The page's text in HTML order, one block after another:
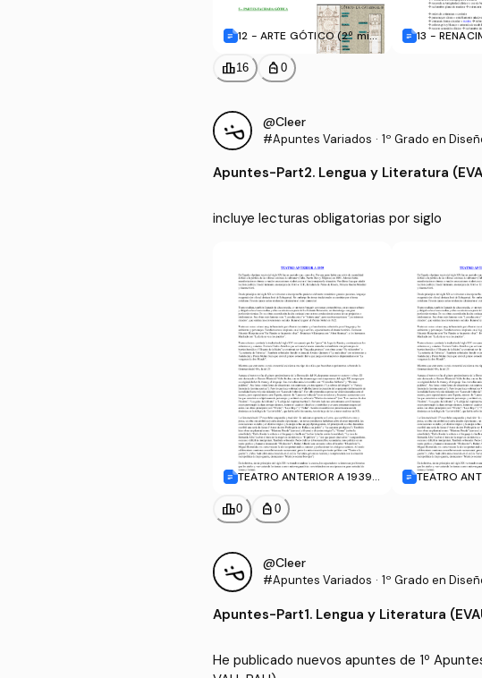
12 - ARTE GÓTICO (2º mita
13 -
leaderboard16 personal_bag 0
@Cleer
#Apuntes Variados · 1º Grado en
Apuntes-Part2. Lengua y Literatura
incluye lecturas obligatorias por siglo
TEATRO ANTERIOR A 1939
TEATRO
leaderboard0 personal_bag 0
@Cleer
#Apuntes Variados · 1º Grado en
Apuntes-Part1. Lengua y Literatura
He publicado nuevos apuntes de 1º